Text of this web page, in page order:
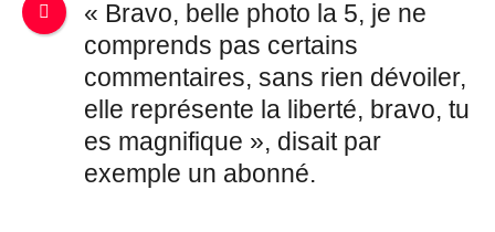
« Bravo, belle photo la 5, je ne
comprends pas certains
commentaires, sans rien dévoiler,
elle représente la liberté, bravo, tu
es magnifique », disait par
exemple un abonné.